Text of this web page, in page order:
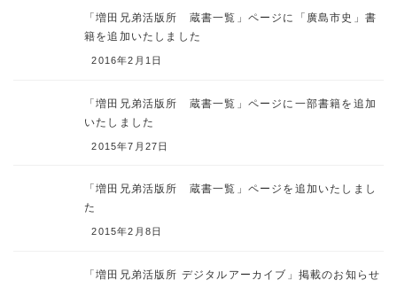
「増田兄弟活版所 蔵書一覧」ページに「廣島市史」書
籍を追加いたしました
2016年2月1日
「増田兄弟活版所 蔵書一覧」ページに一部書籍を追加
いたしました
2015年7月27日
「増田兄弟活版所 蔵書一覧」ページを追加いたしまし
た
2015年2月8日
「増田兄弟活版所 デジタルアーカイブ」掲載のお知らせ